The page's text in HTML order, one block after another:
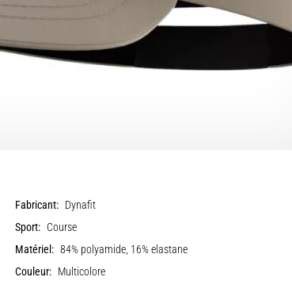
Fabricant: Dynafit
Sport: Course
Matériel: 84% polyamide, 16% elastane
Couleur: Multicolore